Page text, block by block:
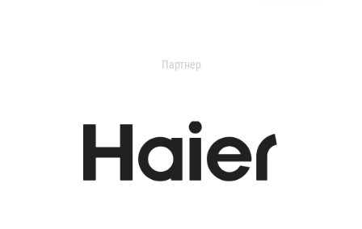
Партнер